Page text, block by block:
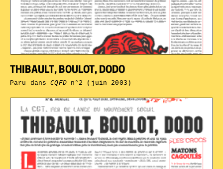
THIBAULT, BOULOT, DODO
Paru dansCQFDn°2 (juin 2003)